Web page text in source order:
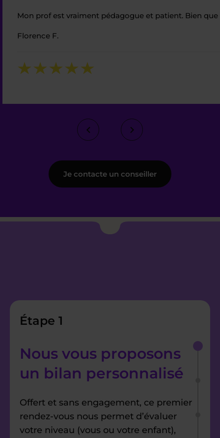
Mon prof est vraiment pédagogue et patient. Bien
Florence F.
Je contacte un conseiller
Étape 1
Nous vous proposons
un bilan personnalisé
Offert et sans engagement, ce premier
rendez-vous nous permet d’évaluer
votre niveau (vous ou votre enfant),